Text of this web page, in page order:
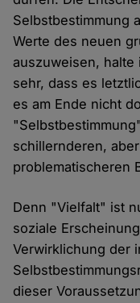
Selbstbestimmung
Werte des neuen
auszuweisen,
sehr, dass es
es am Ende nicht
schillernderen,
problematischeren
Denn "Vielfalt" ist
soziale
Verwirklichung der
dieser